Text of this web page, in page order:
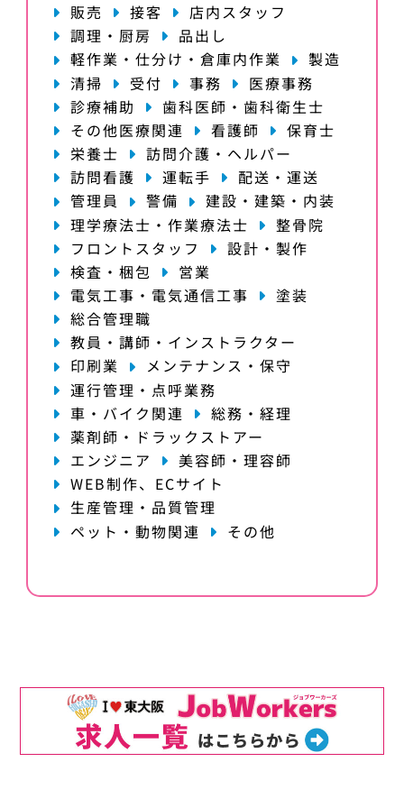
販売 接客
店内スタッフ
調理・厨房
品出し
軽作業・仕分け・倉庫内作業
製造
清掃
受付 事務
医療事務
診療補助
歯科医師・歯科衛生士
その他医療関連
看護師
保育士
栄養士
訪問介護・ヘルパー
訪問看護
運転手
配送・運送
管理員
警備
建設・建築・内装
理学療法士・作業療法士
整骨院
フロントスタッフ
設計・製作
検査・梱包
営業
電気工事・電気通信工事
塗装
総合管理職
教員・講師・インストラクター
印刷業
メンテナンス・保守
運行管理・点呼業務
車・バイク関連
総務・経理
薬剤師・ドラックストアー
エンジニア
美容師・理容師
WEB制作、ECサイト
生産管理・品質管理
ペット・動物関連
その他